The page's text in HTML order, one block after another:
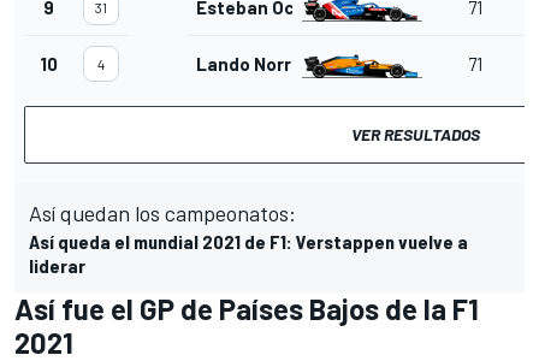
9 31 Esteban Ocon 71
10 4 Lando Norris 71
VER RESULTADOS
Así quedan los campeonatos:
Así queda el mundial 2021 de F1: Verstappen vuelve a
liderar
Así fue el GP de Países Bajos de la F1
2021